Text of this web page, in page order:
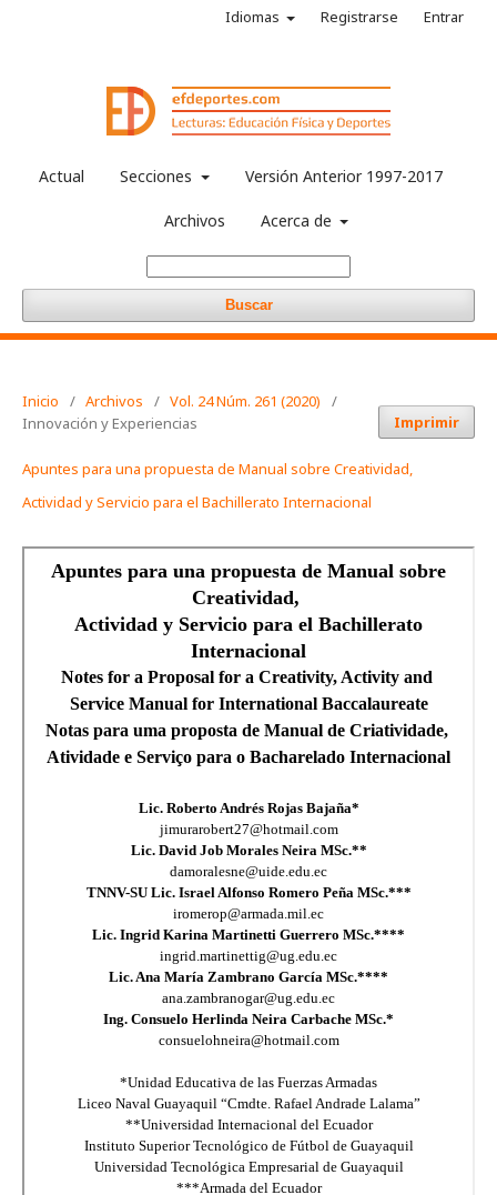
Actual Secciones Versión Anterior 1997-2017
Archivos Acerca de
Buscar
Idiomas Registrarse Entrar
Inicio / Archivos / Vol. 24 Núm. 261 (2020)
/
Innovación y Experiencias
Imprimir
Apuntes para una propuesta de Manual sobre Creatividad,
Actividad y Servicio para el Bachillerato Internacional